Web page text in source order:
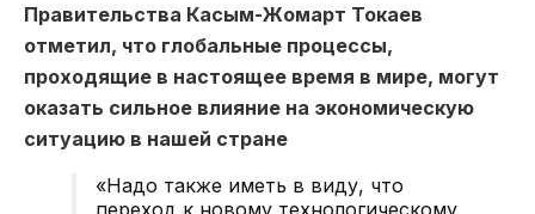
Правительства Касым-Жомарт Токаев
отметил, что глобальные процессы,
проходящие в настоящее время в мире, могут
оказать сильное влияние на экономическую
ситуацию в нашей стране
«Надо также иметь в виду, что
переход к новому технологическому